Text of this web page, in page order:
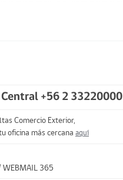
+56 2 33220000
Comercio Exterior,
oficina más cercana aquí
WEBMAIL 365